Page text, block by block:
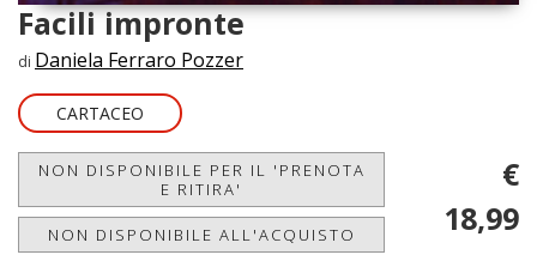
Facili impronte
di Daniela Ferraro Pozzer
CARTACEO
NON DISPONIBILE PER IL 'PRENOTA
E RITIRA'
NON DISPONIBILE ALL'ACQUISTO
€
18,99